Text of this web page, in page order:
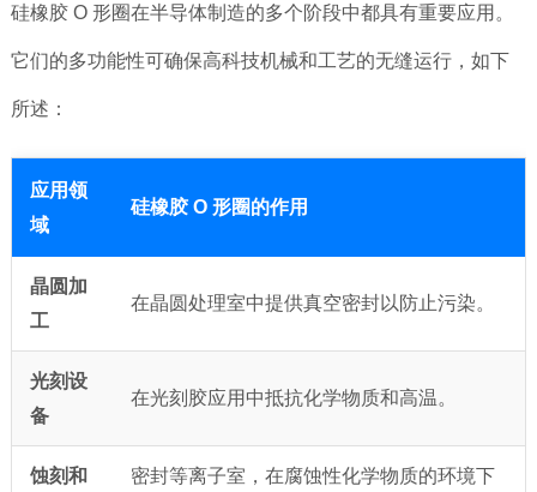
硅橡胶 O 形圈在半导体制造的多个阶段中都具有重要应用。
它们的多功能性可确保高科技机械和工艺的无缝运行，如下
所述：
应用领
域
硅橡胶 O 形圈的作用
晶圆加
工
在晶圆处理室中提供真空密封以防止污染。
光刻设
备
在光刻胶应用中抵抗化学物质和高温。
蚀刻和 密封等离子室，在腐蚀性化学物质的环境下